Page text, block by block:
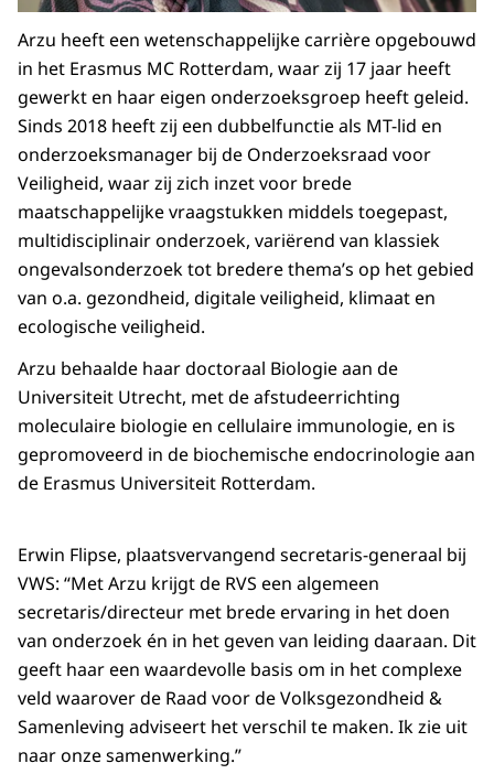
Arzu heeft een wetenschappelijke carrière opgebouwd
in het Erasmus MC Rotterdam, waar zij 17 jaar heeft
gewerkt en haar eigen onderzoeksgroep heeft geleid.
Sinds 2018 heeft zij een dubbelfunctie als MT-lid en
onderzoeksmanager bij de Onderzoeksraad voor
Veiligheid, waar zij zich inzet voor brede
maatschappelijke vraagstukken middels toegepast,
multidisciplinair onderzoek, variërend van klassiek
ongevalsonderzoek tot bredere thema’s op het gebied
van o.a. gezondheid, digitale veiligheid, klimaat en
ecologische veiligheid.
Arzu behaalde haar doctoraal Biologie aan de
Universiteit Utrecht, met de afstudeerrichting
moleculaire biologie en cellulaire immunologie, en is
gepromoveerd in de biochemische endocrinologie aan
de Erasmus Universiteit Rotterdam.
Erwin Flipse, plaatsvervangend secretaris-generaal bij
VWS: “Met Arzu krijgt de RVS een algemeen
secretaris/directeur met brede ervaring in het doen
van onderzoek én in het geven van leiding daaraan. Dit
geeft haar een waardevolle basis om in het complexe
veld waarover de Raad voor de Volksgezondheid &
Samenleving adviseert het verschil te maken. Ik zie uit
naar onze samenwerking.”